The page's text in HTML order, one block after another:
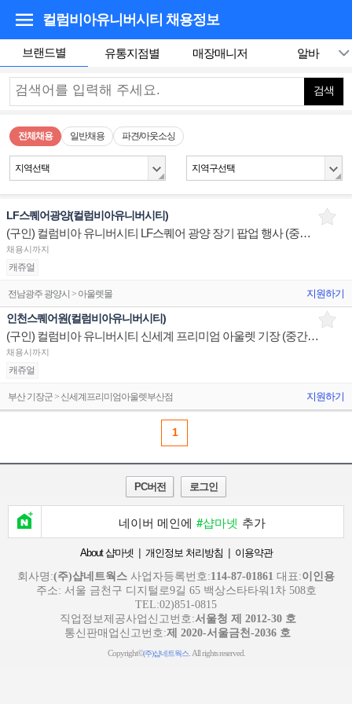
컬럼비아유니버시티 채용정보
브랜드별 유통지점별 매장매니저 알바
검색
전체채용 일반채용 파견/아웃소싱
지역선택 지역구선택
LF스퀘어광양(컬럼비아유니버시티)
(구인) 컬럼비아 유니버시티 LF스퀘어 광양 장기 팝업 행사 (중간관리) 구인합니다.
채용시까지
캐쥬얼
전남광주 광양시 > 아울렛몰 지원하기
인천스퀘어원(컬럼비아유니버시티)
(구인) 컬럼비아 유니버시티 신세계 프리미엄 아울렛 기장 (중간관리) 구인합니다.
채용시까지
캐쥬얼
부산 기장군 > 신세계프리미엄아울렛부산점 지원하기
1
PC버전 로그인
네이버 메인에 #샵마넷 추가
About 샵마넷 | 개인정보 처리방침 | 이용약관
회사명:(주)샵네트웍스 사업자등록번호:114-87-01861 대표:이인용
주소: 서울 금천구 디지털로9길 65 백상스타타워1차 508호
TEL:02)851-0815
직업정보제공사업신고번호:서울청 제 2012-30 호
통신판매업신고번호:제 2020-서울금천-2036 호
Copyright©(주)샵네트웍스. All rights reserved.